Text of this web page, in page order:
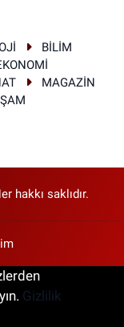
BİLİM
MAGAZİN
hakkı saklıdır.
Gizlilik